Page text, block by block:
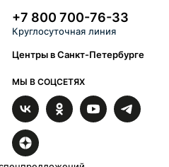
+7 800 700-76-33
Круглосуточная линия
Центры в Санкт-Петербурге
МЫ В СОЦСЕТЯХ